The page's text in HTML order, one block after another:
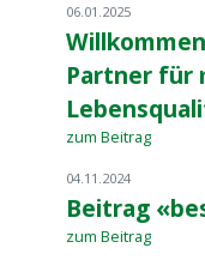
06.01.2025
Partner für
zum Beitrag
04.11.2024
Beitrag
zum Beitrag